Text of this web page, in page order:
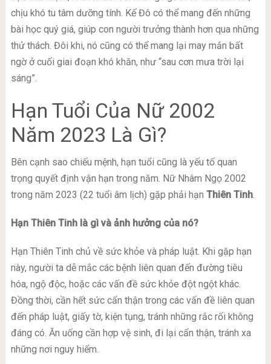
chịu khó tu tâm dưỡng tính. Kế Đô có thể mang đến những
bài học quý giá, giúp con người trưởng thành hơn qua những
thử thách. Đôi khi, nó cũng có thể mang lại may mắn bất
ngờ ở cuối giai đoạn khó khăn, như “sau cơn mưa trời lại
sáng”.
Hạn Tuổi Của Nữ 2002
Năm 2023 Là Gì?
Bên cạnh sao chiếu mệnh, hạn tuổi cũng là yếu tố quan
trọng quyết định vận hạn trong năm. Nữ Nhâm Ngọ 2002
trong năm 2023 (22 tuổi âm lịch) gặp phải hạn Thiên Tinh.
Hạn Thiên Tinh là gì và ảnh hưởng của nó?
Hạn Thiên Tinh chủ về sức khỏe và pháp luật. Khi gặp hạn
này, người ta dễ mắc các bệnh liên quan đến đường tiêu
hóa, ngộ độc, hoặc các vấn đề sức khỏe đột ngột khác.
Đồng thời, cần hết sức cẩn thận trong các vấn đề liên quan
đến pháp luật, giấy tờ, kiện tụng, tránh những rắc rối không
đáng có. Ăn uống cần hợp vệ sinh, đi lại cẩn thận, tránh xa
những nơi nguy hiểm.